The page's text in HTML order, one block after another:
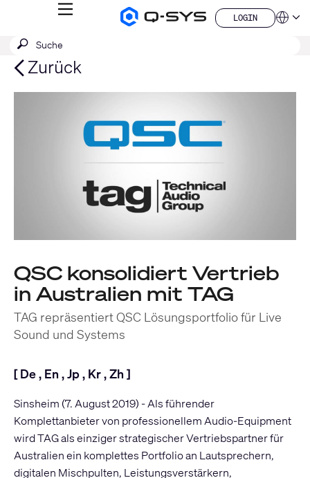
Q-
MENÜ
LOGIN
LOGIN
QSYS.com (English)
India (English)
Deutsch
Español
Suche
SUCHE
Zurück
QSC konsolidiert Vertrieb
in Australien mit TAG
TAG repräsentiert QSC Lösungsportfolio für Live
Sound und Systems
[De, En ,Jp, Kr,Zh ]
Sinsheim (7. August 2019) - Als führender
Komplettanbieter von professionellem Audio-Equipment
wird TAG als einziger strategischer Vertriebspartner für
Australien ein komplettes Portfolio an Lautsprechern,
digitalen Mischpulten, Leistungsverstärkern,